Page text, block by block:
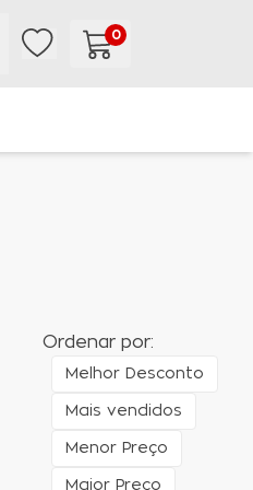
0
Ordenar por:
Melhor Desconto
Mais vendidos
Menor Preço
Maior Preço